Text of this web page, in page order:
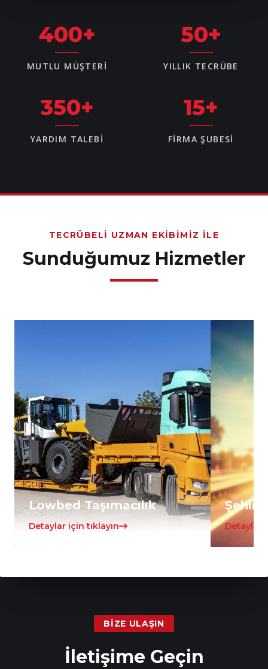
400+
MUTLU MÜŞTERI
50+
YILLIK TECRÜBE
350+
YARDIM TALEBI
15+
FIRMA ŞUBESI
TECRÜBELI UZMAN EKIBIMIZ İLE
Sunduğumuz Hizmetler
Lowbed Taşımacılık
Detaylar için tıklayın Detaylar
BIZE ULAŞIN
İletişime Geçin